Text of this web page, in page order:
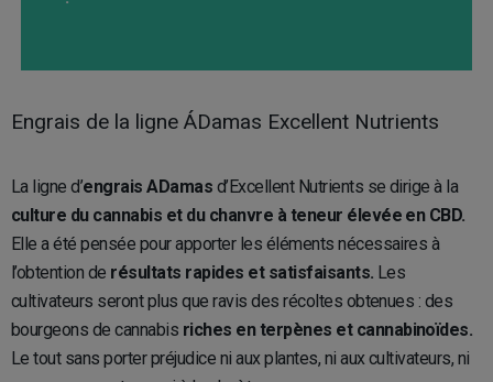
Engrais de la ligne ÁDamas Excellent Nutrients
La ligne d’engrais ADamas d’Excellent Nutrients se dirige à la
culture du cannabis et du chanvre à teneur élevée en CBD.
Elle a été pensée pour apporter les éléments nécessaires à
l’obtention de résultats rapides et satisfaisants. Les
cultivateurs seront plus que ravis des récoltes obtenues : des
bourgeons de cannabis riches en terpènes et cannabinoïdes.
Le tout sans porter préjudice ni aux plantes, ni aux cultivateurs, ni